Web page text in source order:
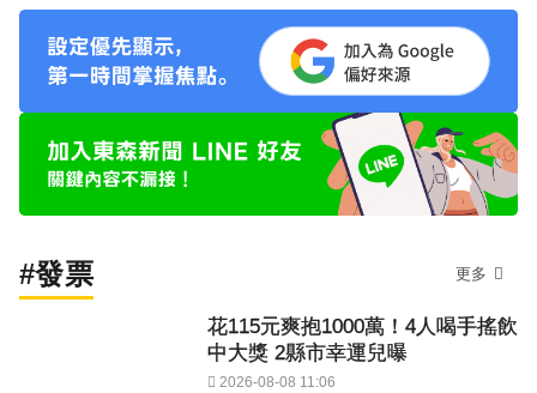
#發票 更多
花115元爽抱1000萬！4人喝手搖飲
中大獎 2縣市幸運兒曝
2026-08-08 11:06